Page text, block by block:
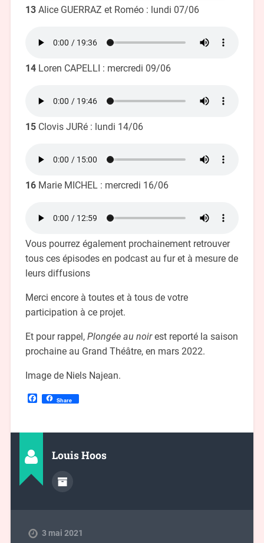
13 Alice GUERRAZ et Roméo : lundi 07/06
14 Loren CAPELLI : mercredi 09/06
15 Clovis JURé : lundi 14/06
16 Marie MICHEL : mercredi 16/06
Vous pourrez également prochainement retrouver
tous ces épisodes en podcast au fur et à mesure de
leurs diffusions
Merci encore à toutes et à tous de votre
participation à ce projet.
Et pour rappel, Plongée au noirest reporté la saison
prochaine au Grand Théâtre, en mars 2022.
Image de Niels Najean.
Facebook
Share
Louis Hoos
3 mai 2021